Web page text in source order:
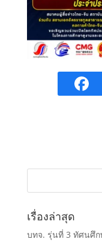
เรื่องล่าสุด
บทจ. รุ่นที่ 3 ทัศนศึก